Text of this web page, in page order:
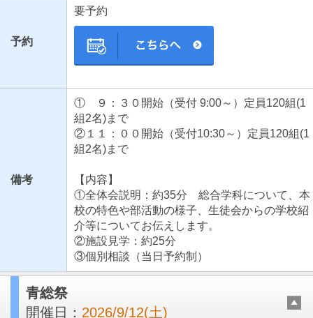
東京都立青梅総合高等学校
ブックマークした学校
ブックマークした学校はありません
予約
要予約
備考
① ９：３０開始（受付 9:00～）定員120組(1
組2名)まで
②１１：００開始（受付10:30～）定員120組(1
組2名)まで
【内容】
①全体会説明：約35分 総合学科について、本
校の特色や部活動の様子、生徒会からの学校紹
介等についてお伝えします。
②施設見学：約25分
③個別相談（当日予約制）
青総祭
開催日： 2026/9/12(土)